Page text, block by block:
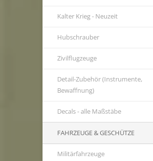
Kalter Krieg - Neuzeit
Hubschrauber
Zivilflugzeuge
Detail-Zubehör (Instrumente,
Bewaffnung)
Decals - alle Maßstäbe
FAHRZEUGE & GESCHÜTZE
Militärfahrzeuge